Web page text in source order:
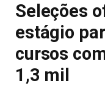
Seleções
estágio
cursos
1,3 mil